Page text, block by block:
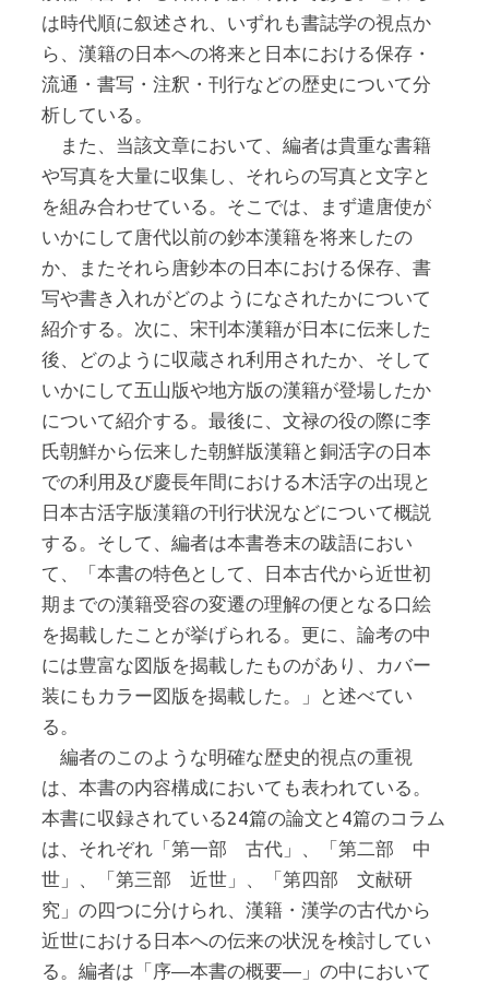
は時代順に叙述され、いずれも書誌学の視点か
ら、漢籍の日本への将来と日本における保存・
流通・書写・注釈・刊行などの歴史について分
析している。
また、当該文章において、編者は貴重な書籍
や写真を大量に収集し、それらの写真と文字と
を組み合わせている。そこでは、まず遣唐使が
いかにして唐代以前の鈔本漢籍を将来したの
か、またそれら唐鈔本の日本における保存、書
写や書き入れがどのようになされたかについて
紹介する。次に、宋刊本漢籍が日本に伝来した
後、どのように収蔵され利用されたか、そして
いかにして五山版や地方版の漢籍が登場したか
について紹介する。最後に、文禄の役の際に李
氏朝鮮から伝来した朝鮮版漢籍と銅活字の日本
での利用及び慶長年間における木活字の出現と
日本古活字版漢籍の刊行状況などについて概説
する。そして、編者は本書巻末の跋語におい
て、「本書の特色として、日本古代から近世初
期までの漢籍受容の変遷の理解の便となる口絵
を揭載したことが挙げられる。更に、論考の中
には豊富な図版を揭載したものがあり、カバー
装にもカラー図版を揭載した。」と述べてい
る。
編者のこのような明確な歴史的視点の重視
は、本書の内容構成においても表われている。
本書に収録されている24篇の論文と4篇のコラム
は、それぞれ「第一部 古代」、「第二部 中
世」、「第三部 近世」、「第四部 文献研
究」の四つに分けられ、漢籍・漢学の古代から
近世における日本への伝来の状況を検討してい
る。編者は「序―本書の概要―」の中において